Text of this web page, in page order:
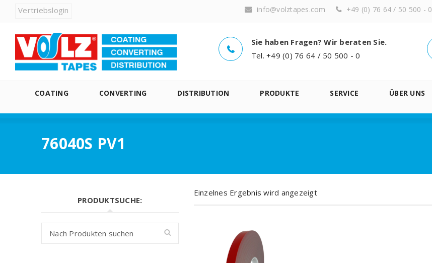
Vertriebslogin info@volztapes.com +49 (0) 76 64 / 50 500 - 0
Sie haben Fragen? Wir beraten Sie.
Tel. +49 (0) 76 64 / 50 500 - 0
COATING CONVERTING DISTRIBUTION PRODUKTE SERVICE ÜBER UNS
76040S PV1
PRODUKTSUCHE:
Einzelnes Ergebnis wird angezeigt